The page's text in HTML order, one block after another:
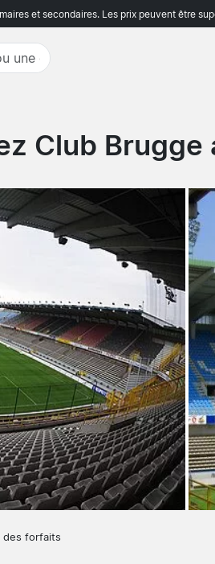
et secondaires. Les prix peuvent être
Club Brugge
des forfaits